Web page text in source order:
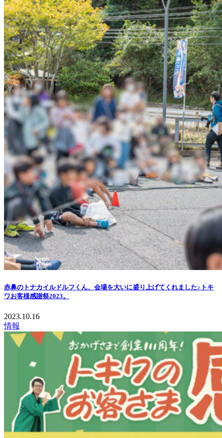
赤鼻のトナカイルドルフくん、会場を大いに盛り上げてくれました♪トキ
ワお客様感謝祭2023。
2023.10.16
情報